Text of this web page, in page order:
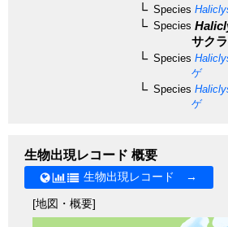
Species
Species
サク
Species
ゲ
Species
ゲ
生物出現レコード 概要
生物出現レコード →
[地図・概要]